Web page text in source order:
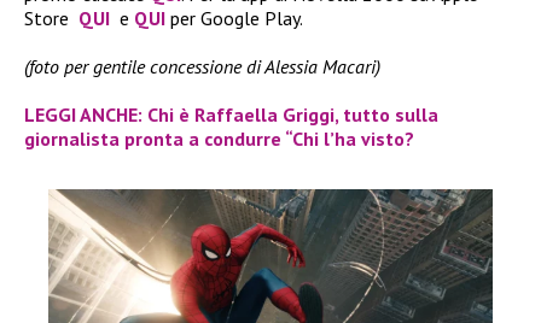
Store QUI e QUI per Google Play.
(foto per gentile concessione di Alessia Macari)
LEGGI ANCHE: Chi è Raffaella Griggi, tutto sulla
giornalista pronta a condurre “Chi l’ha visto?